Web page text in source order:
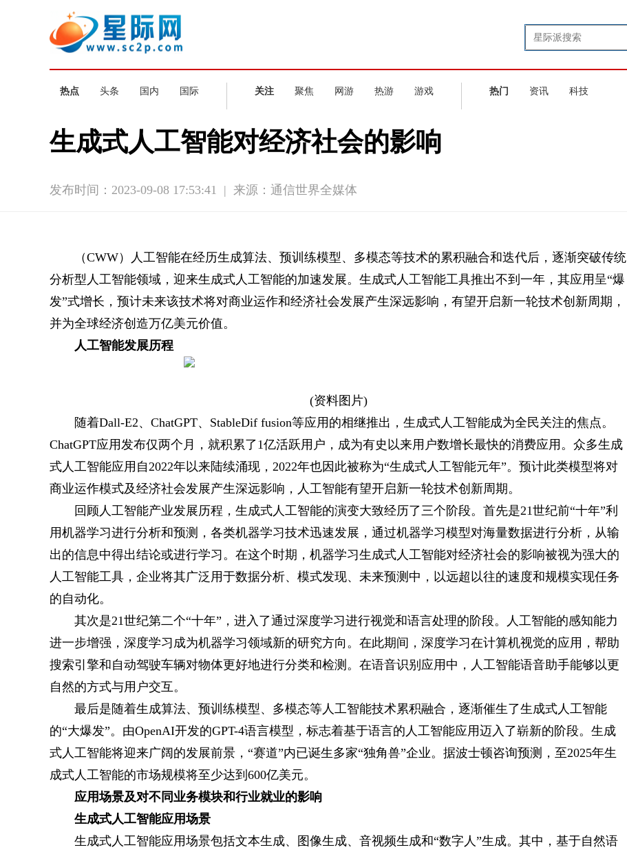
热点 头条 国内 国际 关注 聚焦 网游 热游 游戏 热门 资讯 科技
生成式人工智能对经济社会的影响
发布时间：2023-09-08 17:53:41 | 来源：通信世界全媒体
（CWW）
人工智能在经历生成算法、预训练模型、多模态等技术的累积融合和迭代后，逐渐突破传统
分析型人工智能领域，迎来生成式人工智能的加速发展。生成式人工智能工具推出不到一年，其应用呈“爆
发”式增长，预计未来该技术将对商业运作和经济社会发展产生深远影响，有望开启新一轮技术创新周期，
并为全球经济创造万亿美元价值。
人工智能发展历程
(资料图片)
随着Dall-E2、ChatGPT、StableDif fusion等应用的相继推出，生成式人工智能成为全民关注的焦点。
ChatGPT应用发布仅两个月，就积累了1亿活跃用户，成为有史以来用户数增长最快的消费应用。众多生成
式人工智能应用自2022年以来陆续涌现，2022年也因此被称为“生成式人工智能元年”。预计此类模型将对
商业运作模式及经济社会发展产生深远影响，人工智能有望开启新一轮技术创新周期。
回顾人工智能产业发展历程，生成式人工智能的演变大致经历了三个阶段。首先是21世纪前“十年”利
用机器学习进行分析和预测，各类机器学习技术迅速发展，通过机器学习模型对海量数据进行分析，从输
出的信息中得出结论或进行学习。在这个时期，机器学习生成式人工智能对经济社会的影响被视为强大的
人工智能工具，企业将其广泛用于数据分析、模式发现、未来预测中，以远超以往的速度和规模实现任务
的自动化。
其次是21世纪第二个“十年”，进入了通过深度学习进行视觉和语言处理的阶段。人工智能的感知能力
进一步增强，深度学习成为机器学习领域新的研究方向。在此期间，深度学习在计算机视觉的应用，帮助
搜索引擎和自动驾驶车辆对物体更好地进行分类和检测。在语音识别应用中，人工智能语音助手能够以更
自然的方式与用户交互。
最后是随着生成算法、预训练模型、多模态等人工智能技术累积融合，逐渐催生了生成式人工智能
的“大爆发”。由OpenAI开发的GPT-4语言模型，标志着基于语言的人工智能应用迈入了崭新的阶段。生成
式人工智能将迎来广阔的发展前景，“赛道”内已诞生多家“独角兽”企业。据波士顿咨询预测，至2025年生
成式人工智能的市场规模将至少达到600亿美元。
应用场景及对不同业务模块和行业就业的影响
生成式人工智能应用场景
生成式人工智能应用场景包括文本生成、图像生成、音视频生成和“数字人”生成。其中，基于自然语